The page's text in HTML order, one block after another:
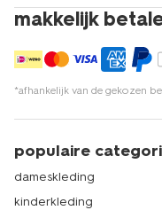
makkelijk
*afhankelijk van de gekozen
populaire
dameskleding
kinderkleding